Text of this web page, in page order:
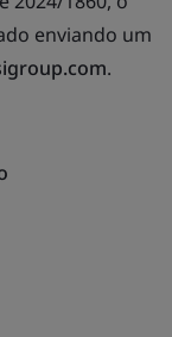
enviando um
.